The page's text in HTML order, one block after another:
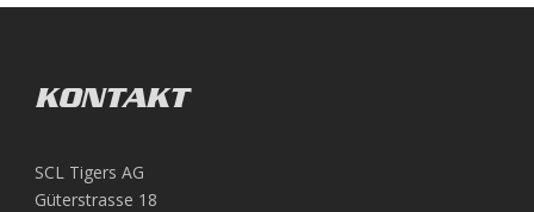
KONTAKT
SCL Tigers AG
Güterstrasse 18